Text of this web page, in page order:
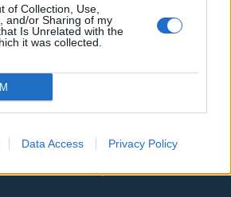
of Collection, Use,
and/or Sharing of my
Is Unrelated with the
it was collected.
Data Access Privacy Policy
Tietosuojalauseke